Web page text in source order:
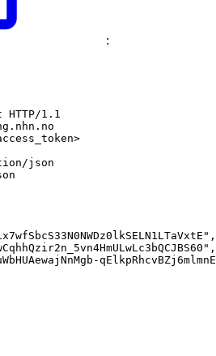
:
1.1
json